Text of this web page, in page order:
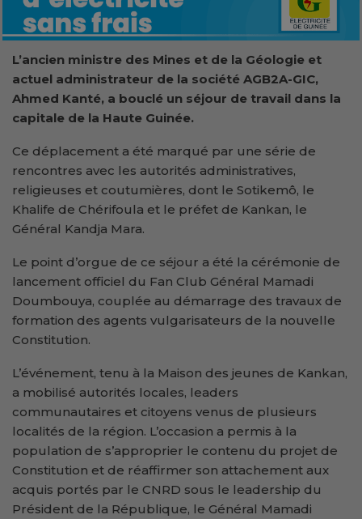
L’ancien ministre des Mines et de la Géologie et
actuel administrateur de la société AGB2A-GIC,
Ahmed Kanté, a bouclé un séjour de travail dans la
capitale de la Haute Guinée.
Ce déplacement a été marqué par une série de
rencontres avec les autorités administratives,
religieuses et coutumières, dont le Sotikemô, le
Khalife de Chérifoula et le préfet de Kankan, le
Général Kandja Mara.
Le point d’orgue de ce séjour a été la cérémonie de
lancement officiel du Fan Club Général Mamadi
Doumbouya, couplée au démarrage des travaux de
formation des agents vulgarisateurs de la nouvelle
Constitution.
L’événement, tenu à la Maison des jeunes de Kankan,
a mobilisé autorités locales, leaders
communautaires et citoyens venus de plusieurs
localités de la région. L’occasion a permis à la
population de s’approprier le contenu du projet de
Constitution et de réaffirmer son attachement aux
acquis portés par le CNRD sous le leadership du
Président de la République, le Général Mamadi